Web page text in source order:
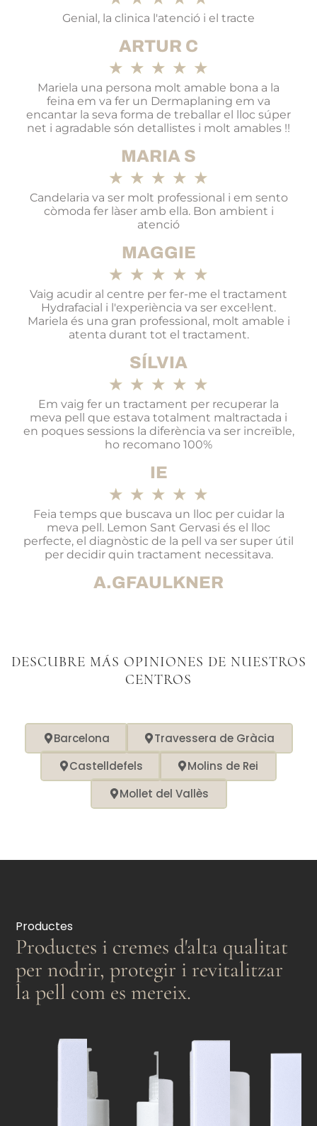
Genial, la clinica l'atenció i el tracte
ARTUR C
★ ★ ★ ★ ★
Mariela una persona molt amable bona a la
feina em va fer un Dermaplaning em va
encantar la seva forma de treballar el lloc súper
net i agradable són detallistes i molt amables !!
MARIA S
★ ★ ★ ★ ★
Candelaria va ser molt professional i em sento
còmoda fer làser amb ella. Bon ambient i
atenció
MAGGIE
★ ★ ★ ★ ★
Vaig acudir al centre per fer-me el tractament
Hydrafacial i l'experiència va ser excel·lent.
Mariela és una gran professional, molt amable i
atenta durant tot el tractament.
SÍLVIA
★ ★ ★ ★ ★
Em vaig fer un tractament per recuperar la
meva pell que estava totalment maltractada i
en poques sessions la diferència va ser increïble,
ho recomano 100%
IE
★ ★ ★ ★ ★
Feia temps que buscava un lloc per cuidar la
meva pell. Lemon Sant Gervasi és el lloc
perfecte, el diagnòstic de la pell va ser super útil
per decidir quin tractament necessitava.
A.GFAULKNER
DESCUBRE MÁS OPINIONES DE NUESTROS
CENTROS
Barcelona
Travessera de Gràcia
Castelldefels
Molins de Rei
Mollet del Vallès
Productes
Productes i cremes d'alta qualitat
per nodrir, protegir i revitalitzar
la pell com es mereix.